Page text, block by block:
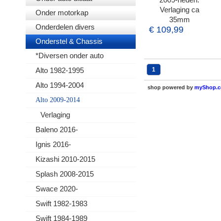
Onder motorkap
Onderdelen divers
Onderstel & Chassis
*Diversen onder auto
Alto 1982-1995
Alto 1994-2004
Alto 2009-2014
Verlaging
Baleno 2016-
Ignis 2016-
Kizashi 2010-2015
Splash 2008-2015
Swace 2020-
Swift 1982-1983
Swift 1984-1989
Verlaging ca
35mm
€ 109,99
1
shop powered by